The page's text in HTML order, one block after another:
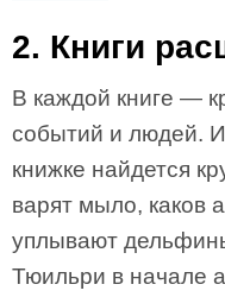
2. Книги
В каждой книге —
событий и людей.
книжке найдется
варят мыло, каков
уплывают
Тюильри в начале